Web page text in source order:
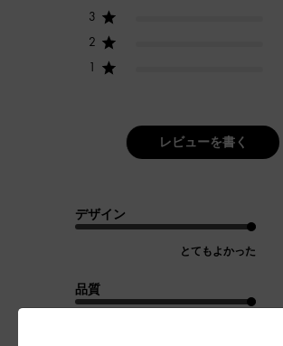
3
2
1
レビューを書く
デザイン
とてもよかった
品質